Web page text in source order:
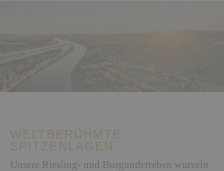
WELTBERÜHMTE
SPITZENLAGEN
Unsere Riesling- und Burgunderreben wurzeln